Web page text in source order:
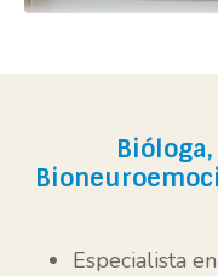
Especialista